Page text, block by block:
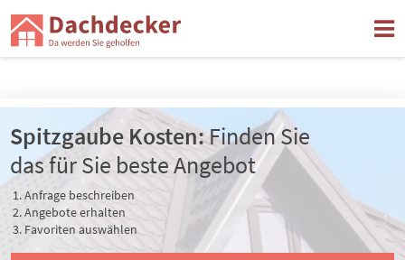
Spitzgaube Kosten:Finden Sie
das für Sie beste Angebot
Anfrage beschreiben
Angebote erhalten
Favoriten auswählen